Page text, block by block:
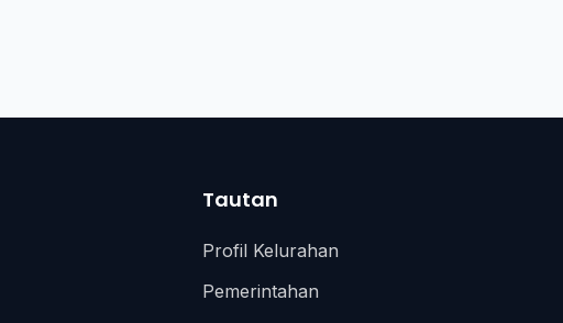
Tautan
Profil Kelurahan
Pemerintahan